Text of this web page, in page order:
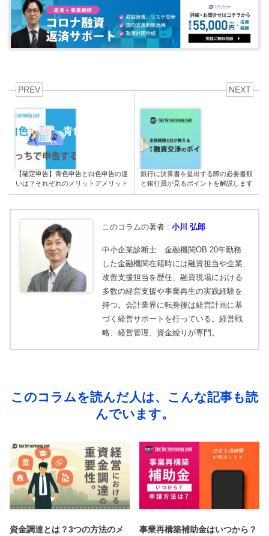
PREV
【確定申告】青色申告と白色申告の違
いは？それぞれのメリットデメリット
NEXT
銀行に決算書を提出する際の必要書類
と銀行員が見るポイントを解説します
このコラムの著者 : 小川 弘郎
中小企業診断士 金融機関OB 20年勤務
した金融機関在籍時には融資担当や企業
改善支援担当を歴任、融資現場における
多数の経営支援や事業再生の実践経験を
持つ。会計業界に転身後は経営計画に基
づく経営サポートを行っている。経営戦
略、経営管理、資金繰りが専門。
このコラムを読んだ人は、こんな記事も読
んでいます。
資金調達とは？3つの方法のメ 事業再構築補助金はいつから？